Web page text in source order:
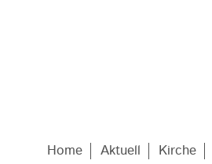
Home Aktuell Kirche